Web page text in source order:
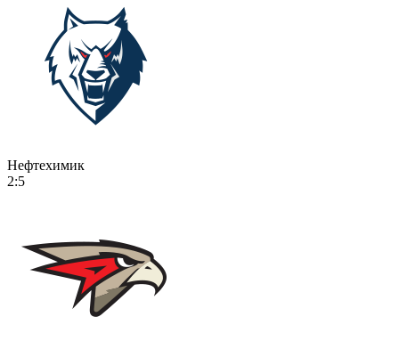
Нефтехимик
2:5